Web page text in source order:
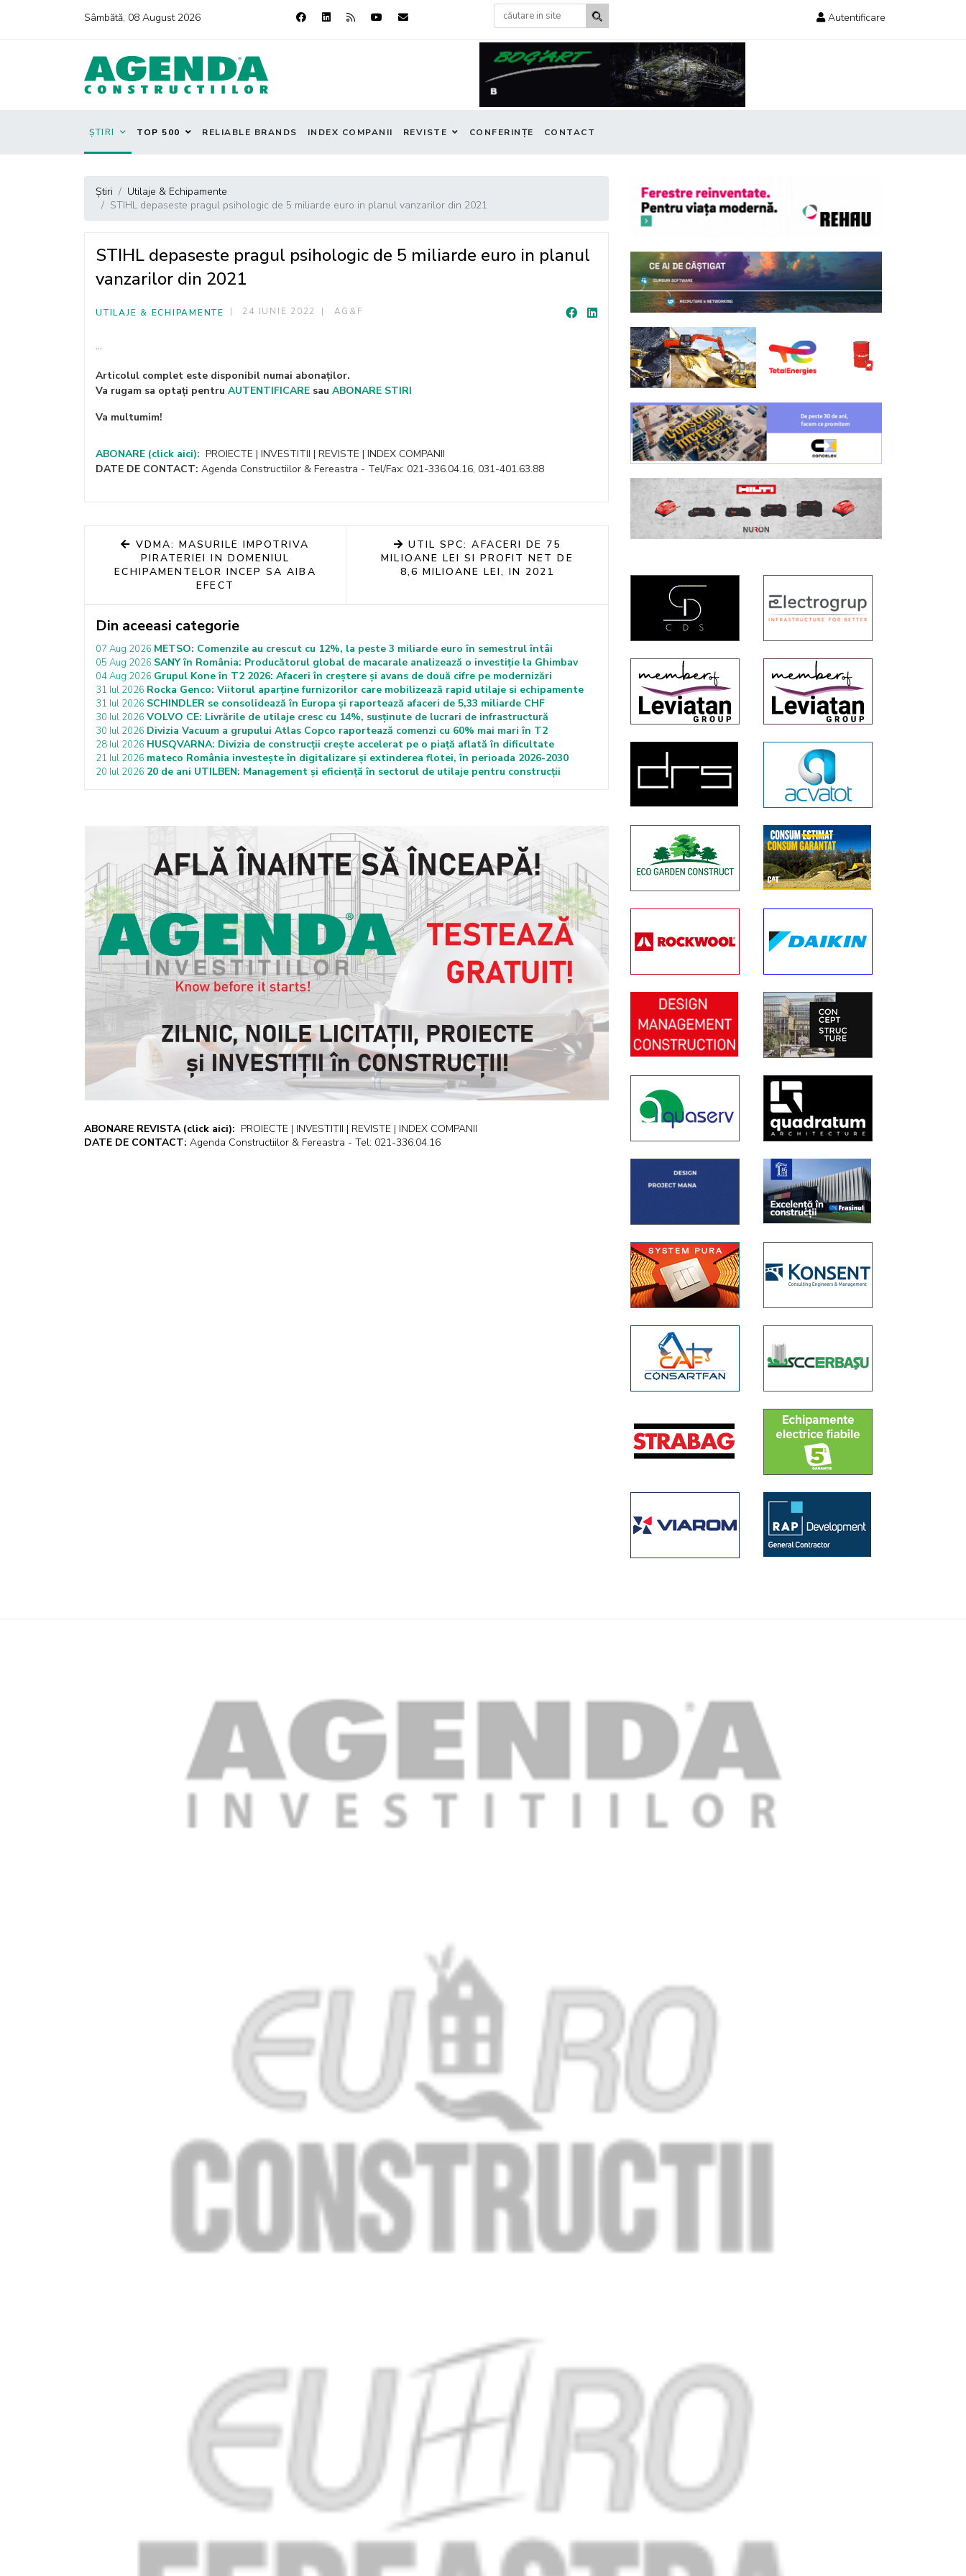
Sâmbătă, 08 August 2026 Autentificare
ȘTIRI TOP 500 RELIABLE BRANDS INDEX COMPANII REVISTE CONFERINȚE CONTACT
Știri
Utilaje & Echipamente
STIHL depaseste pragul psihologic de 5 miliarde euro in planul vanzarilor din 2021
STIHL depaseste pragul psihologic de 5 miliarde euro in planul
vanzarilor din 2021
UTILAJE & ECHIPAMENTE 24 IUNIE 2022 AG&F
...
Articolul complet este disponibil numai abonaților.
Va rugam sa optați pentru AUTENTIFICARE sau ABONARE STIRI
Va multumim!
ABONARE (click aici): PROIECTE | INVESTITII | REVISTE | INDEX COMPANII
DATE DE CONTACT: Agenda Constructiilor & Fereastra - Tel/Fax: 021-336.04.16, 031-401.63.88
VDMA: MASURILE IMPOTRIVA
PIRATERIEI IN DOMENIUL
ECHIPAMENTELOR INCEP SA AIBA
EFECT
UTIL SPC: AFACERI DE 75
MILIOANE LEI SI PROFIT NET DE
8,6 MILIOANE LEI, IN 2021
Din aceeasi categorie
07 Aug 2026 METSO: Comenzile au crescut cu 12%, la peste 3 miliarde euro în semestrul întâi
05 Aug 2026 SANY în România: Producătorul global de macarale analizează o investiție la Ghimbav
04 Aug 2026 Grupul Kone în T2 2026: Afaceri în creștere și avans de două cifre pe modernizări
31 Iul 2026 Rocka Genco: Viitorul aparține furnizorilor care mobilizează rapid utilaje si echipamente
31 Iul 2026 SCHINDLER se consolidează în Europa și raportează afaceri de 5,33 miliarde CHF
30 Iul 2026 VOLVO CE: Livrările de utilaje cresc cu 14%, susținute de lucrari de infrastructură
30 Iul 2026 Divizia Vacuum a grupului Atlas Copco raportează comenzi cu 60% mai mari în T2
28 Iul 2026 HUSQVARNA: Divizia de construcții crește accelerat pe o piață aflată în dificultate
21 Iul 2026 mateco România investește în digitalizare și extinderea flotei, în perioada 2026-2030
20 Iul 2026 20 de ani UTILBEN: Management și eficiență în sectorul de utilaje pentru construcții
ABONARE REVISTA (click aici): PROIECTE | INVESTITII | REVISTE | INDEX COMPANII
DATE DE CONTACT: Agenda Constructiilor & Fereastra - Tel: 021-336.04.16